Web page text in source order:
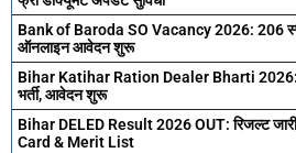
Bank of Baroda SO Vacancy 2026: 206
ऑनलाइन आवेदन शुरू
Bihar Katihar Ration Dealer Bharti 2026:
भर्ती, आवेदन शुरू
Bihar DELED Result 2026 OUT: रिजल्ट
Card & Merit List